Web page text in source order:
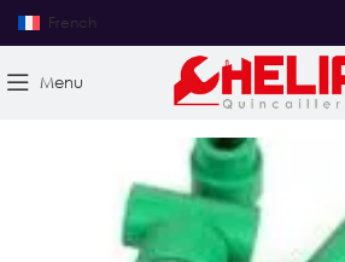
French
Menu